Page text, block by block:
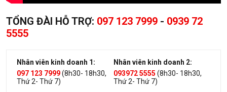
TỔNG ĐÀI HỖ TRỢ: 097 123 7999 - 0939 72
5555
Nhân viên kinh doanh 1:
097 123 7999(8h30- 18h30,
Thứ 2- Thứ 7)
Nhân viên kinh doanh 2:
093972 5555 (8h30- 18h30,
Thứ 2- Thứ 7)